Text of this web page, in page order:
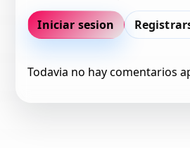
Iniciar sesion
Todavia no hay comentarios